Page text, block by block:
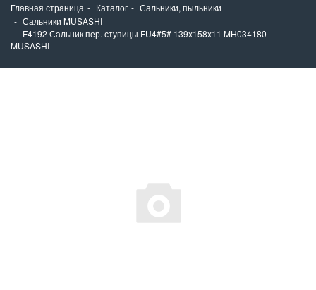
Главная страница Каталог
Сальники, пыльники
Сальники MUSASHI
F4192 Сальник пер. ступицы FU4#5# 139x158x11 MH034180 -
MUSASHI